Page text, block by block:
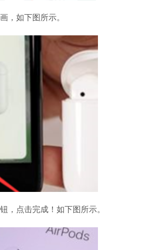
，如下图所示。
，点击完成！如下图所示。